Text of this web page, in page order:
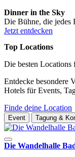
Dinner in the Sky
Die Bühne, die jedes
Jetzt entdecken
Top Locations
Die besten Locations
Entdecke besondere
Hotels für Events,
Finde deine Location
Event Tagung &
Die Wandelhalle